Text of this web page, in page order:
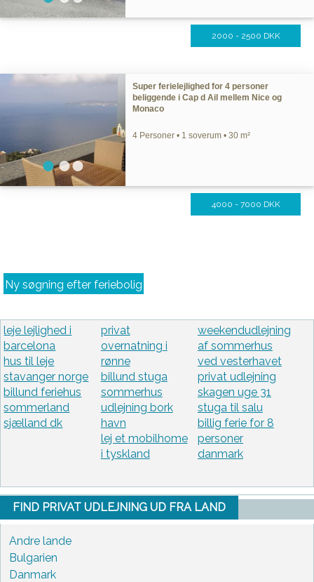
2000 - 2500 DKK
Super ferielejlighed for 4 personer
beliggende i Cap d Ail mellem Nice og
Monaco
4 Personer • 1 soverum • 30 m²
4000 - 7000 DKK
Ny søgning efter feriebolig
leje lejlighed i
barcelona
hus til leje
stavanger norge
billund feriehus
sommerland
sjælland dk
privat
overnatning i
rønne
billund stuga
sommerhus
udlejning bork
havn
lej et mobilhome
i tyskland
weekendudlejning
af sommerhus
ved vesterhavet
privat udlejning
skagen uge 31
stuga til salu
billig ferie for 8
personer
danmark
FIND PRIVAT UDLEJNING UD FRA LAND
Andre lande
Bulgarien
Danmark